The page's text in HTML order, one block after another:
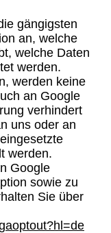
gängigsten
an, welche
welche Daten
werden.
werden keine
an Google
verhindert
uns oder an
werden.
Google
sowie zu
Sie über